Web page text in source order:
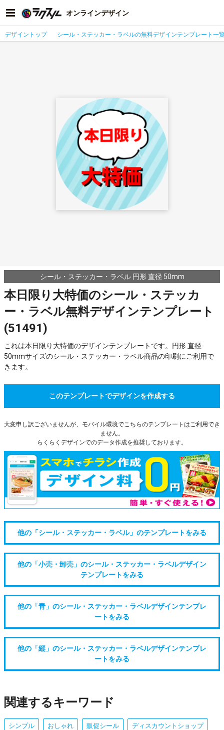
オンラインデザイン
デザイントップ シール・ステッカー・ラベルの無料デザインテンプレート一
シール・ステッカー・ラベル 円形 直径 50mm
本日限り大特価のシール・ステッカ
ー・ラベル無料デザインテンプレート
(51491)
これは本日限り大特価のデザインテンプレートです。円形 直径
50mmサイズのシール・ステッカー・ラベル商品の印刷にご利用で
きます。
このテンプレートでデザインを作成する
大変申し訳ございませんが、モバイル環境でこちらのテンプレートはご利用でき
ません。
らくらくデザインでのデータ作成を推奨しております。
他の「シール・ステッカー・ラベル」のテンプレートをみる
他の「小売・卸売」のシール・ステッカー・ラベルデザイン
テンプレートをみる
他の「青」のシール・ステッカー・ラベルデザインテンプレ
ートをみる
他の「縦」のシール・ステッカー・ラベルデザインテンプレ
ートをみる
関連するキーワード
シンプル おしゃれ 販促シール ディスカウントショップ